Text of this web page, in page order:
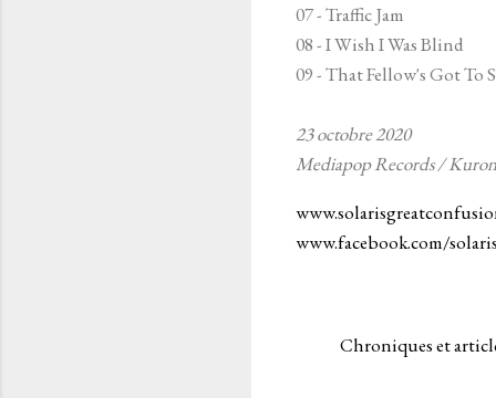
07 - Traffic Jam
08 - I Wish I Was Blind
09 - That Fellow's Got To
23 octobre 2020
Mediapop Records /
www.facebook.com/
Chroniques et